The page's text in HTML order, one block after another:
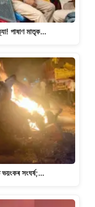
পাষাণ মাতৃক…
ভয়ংকৰ সংঘৰ্ষ;…